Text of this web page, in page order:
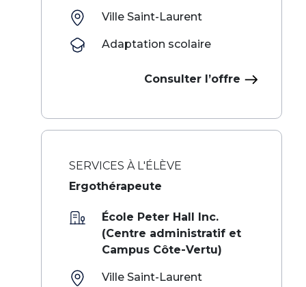
Ville Saint-Laurent
Adaptation scolaire
Consulter l’offre
SERVICES À L'ÉLÈVE
Ergothérapeute
École Peter Hall Inc.
(Centre administratif et
Campus Côte-Vertu)
Ville Saint-Laurent